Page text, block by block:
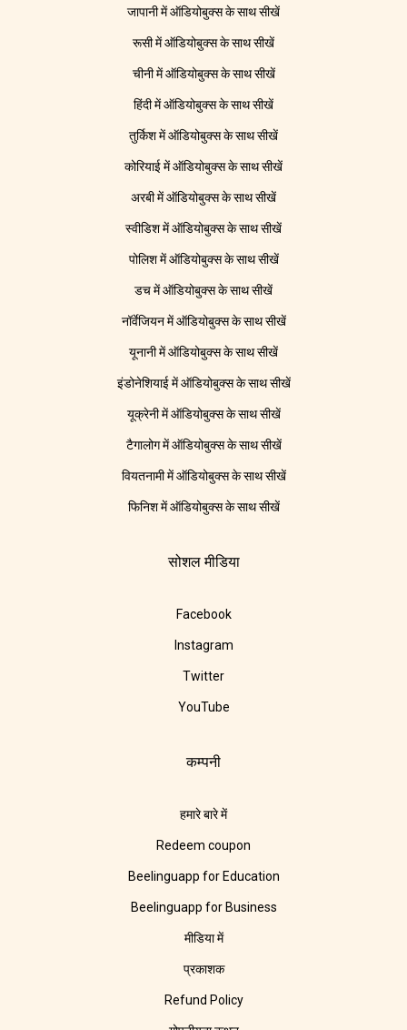
जापानी में ऑडियोबुक्स के साथ सीखें
रूसी में ऑडियोबुक्स के साथ सीखें
चीनी में ऑडियोबुक्स के साथ सीखें
हिंदी में ऑडियोबुक्स के साथ सीखें
तुर्किश में ऑडियोबुक्स के साथ सीखें
कोरियाई में ऑडियोबुक्स के साथ सीखें
अरबी में ऑडियोबुक्स के साथ सीखें
स्वीडिश में ऑडियोबुक्स के साथ सीखें
पोलिश में ऑडियोबुक्स के साथ सीखें
डच में ऑडियोबुक्स के साथ सीखें
नॉर्वेजियन में ऑडियोबुक्स के साथ सीखें
यूनानी में ऑडियोबुक्स के साथ सीखें
इंडोनेशियाई में ऑडियोबुक्स के साथ सीखें
यूक्रेनी में ऑडियोबुक्स के साथ सीखें
टैगालोग में ऑडियोबुक्स के साथ सीखें
वियतनामी में ऑडियोबुक्स के साथ सीखें
फिनिश में ऑडियोबुक्स के साथ सीखें
सोशल मीडिया
Facebook
Instagram
Twitter
YouTube
कम्पनी
हमारे बारे में
Redeem coupon
Beelinguapp for Education
Beelinguapp for Business
मीडिया में
प्रकाशक
Refund Policy